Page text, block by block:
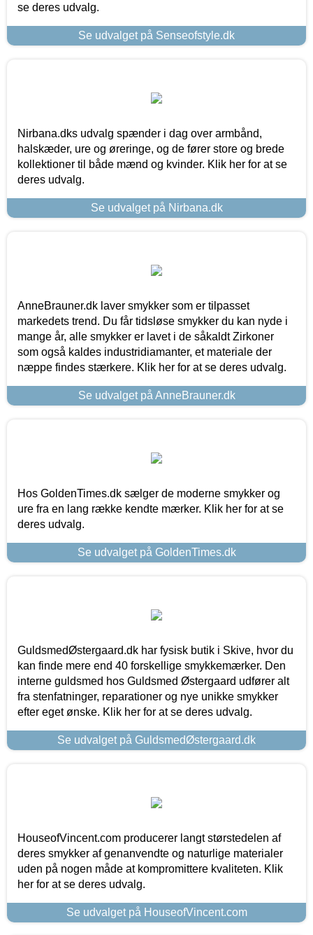
se deres udvalg.
Se udvalget på Senseofstyle.dk
Nirbana.dks udvalg spænder i dag over armbånd,
halskæder, ure og øreringe, og de fører store og brede
kollektioner til både mænd og kvinder. Klik her for at se
deres udvalg.
Se udvalget på Nirbana.dk
AnneBrauner.dk laver smykker som er tilpasset
markedets trend. Du får tidsløse smykker du kan nyde i
mange år, alle smykker er lavet i de såkaldt Zirkoner
som også kaldes industridiamanter, et materiale der
næppe findes stærkere. Klik her for at se deres udvalg.
Se udvalget på AnneBrauner.dk
Hos GoldenTimes.dk sælger de moderne smykker og
ure fra en lang række kendte mærker. Klik her for at se
deres udvalg.
Se udvalget på GoldenTimes.dk
GuldsmedØstergaard.dk har fysisk butik i Skive, hvor du
kan finde mere end 40 forskellige smykkemærker. Den
interne guldsmed hos Guldsmed Østergaard udfører alt
fra stenfatninger, reparationer og nye unikke smykker
efter eget ønske. Klik her for at se deres udvalg.
Se udvalget på GuldsmedØstergaard.dk
HouseofVincent.com producerer langt størstedelen af
deres smykker af genanvendte og naturlige materialer
uden på nogen måde at kompromittere kvaliteten. Klik
her for at se deres udvalg.
Se udvalget på HouseofVincent.com